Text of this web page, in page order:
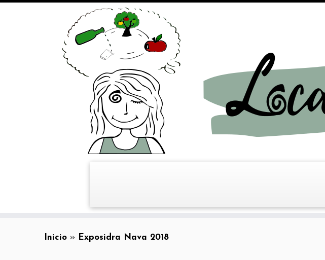
Inicio » Exposidra Nava 2018